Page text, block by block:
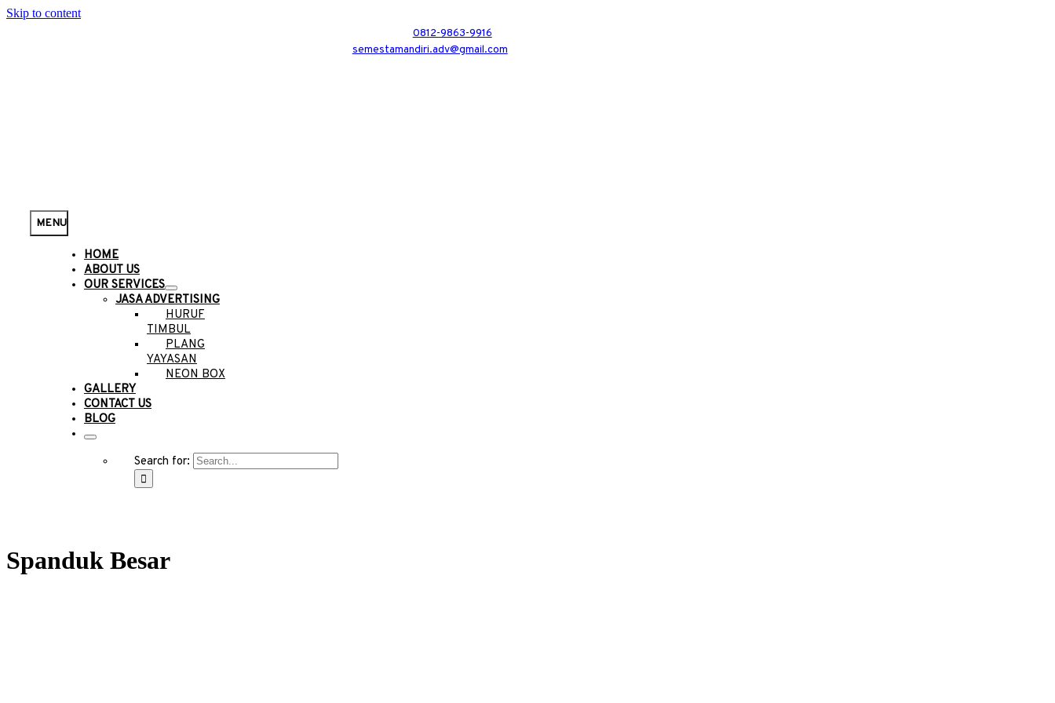
Skip to content
0812-9863-9916
semestamandiri.adv@gmail.com
MENU
HOME
ABOUT US
OUR SERVICES
JASA ADVERTISING
HURUF
TIMBUL
PLANG
YAYASAN
NEON BOX
GALLERY
CONTACT US
BLOG
Search for:
Spanduk Besar